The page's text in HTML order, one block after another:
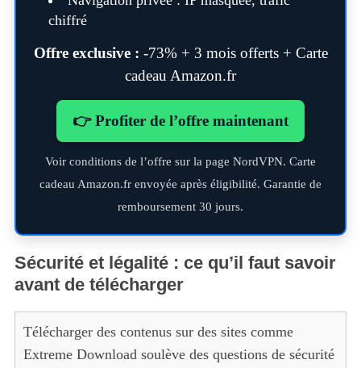
chiffré
Offre exclusive : -73% + 3 mois offerts + Carte
cadeau Amazon.fr
👉 Profiter de l’offre maintenant
Voir conditions de l’offre sur la page NordVPN. Carte
cadeau Amazon.fr envoyée après éligibilité. Garantie de
remboursement 30 jours.
Sécurité et légalité : ce qu’il faut savoir
avant de télécharger
Télécharger des contenus sur des sites comme
Extreme Download soulève des questions de sécurité